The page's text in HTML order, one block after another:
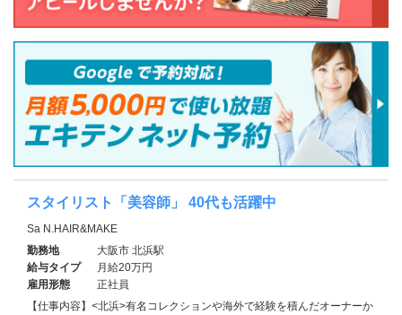
スタイリスト「美容師」 40代も活躍中
Sa N.HAIR&MAKE
勤務地
大阪市 北浜駅
給与タイプ
月給20万円
雇用形態
正社員
【仕事内容】<北浜>有名コレクションや海外で経験を積んだオーナーか